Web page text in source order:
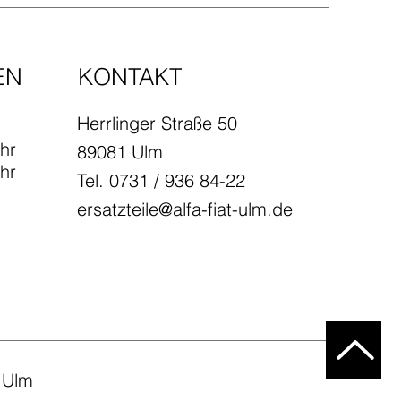
KONTAKT
Herrlinger Straße 50
89081 Ulm
Tel. 0731 / 936 84-22
ersatzteile@alfa-fiat-ulm.de